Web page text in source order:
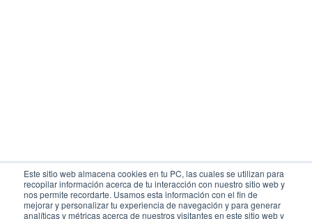
Este sitio web almacena cookies en tu PC, las cuales se utilizan para
recopilar información acerca de tu interacción con nuestro sitio web y
nos permite recordarte. Usamos esta información con el fin de
mejorar y personalizar tu experiencia de navegación y para generar
analíticas y métricas acerca de nuestros visitantes en este sitio web y